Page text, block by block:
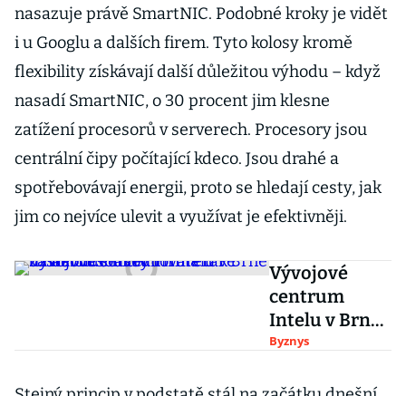
nasazuje právě SmartNIC. Podobné kroky je vidět
i u Googlu a dalších firem. Tyto kolosy kromě
flexibility získávají další důležitou výhodu – když
nasadí SmartNIC, o 30 procent jim klesne
zatížení procesorů v serverech. Procesory jsou
centrální čipy počítající kdeco. Jsou drahé a
spotřebovávají energii, proto se hledají cesty, jak
jim co nejvíce ulevit a využívat je efektivněji.
Vývojové
centrum
Intelu v Brně
už nebude
také zastavila
Byznys